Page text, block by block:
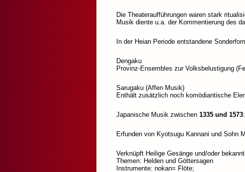
Die Theateraufführungen waren stark
Musik diente u.a. der Kommentierung des
In der Heian Periode entstandene
Dengaku
Provinz-Ensembles zur Volksbelustigung
Sarugaku (Affen Musik)
Enthält zusätzlich noch komödiantische
Japanische Musik zwischen 1335 und 1573
Erfunden von Kyotsugu Kannani und Sohn
Verknüpft Heilige Gesänge und/oder
Themen: Helden und Göttersagen
Instrumente: nokan= Flöte;